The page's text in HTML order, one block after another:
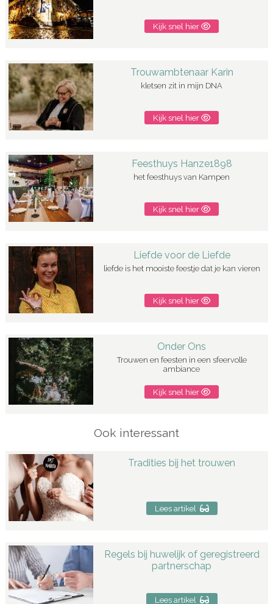
Kijk snel hier
Trouwambtenaar Karin
kletsen zit in mijn DNA
Kijk snel hier
Feesthuys Hanze1898
het feesthuys van Kampen
Kijk snel hier
Liefde voor de Liefde
liefde is het mooiste feestje dat je kan vieren
Kijk snel hier
Onder Ons
Trouwen en feesten in een sfeervolle
ambiance
Kijk snel hier
Ook interessant
Tradities bij het trouwen
Lees artikel
Regels bij huwelijk of geregistreerd
partnerschap
Lees artikel